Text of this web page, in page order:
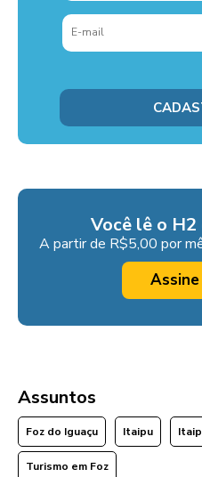
Você lê o
A partir de R$5,00 por
Assuntos
Foz do Iguaçu Itaipu
Turismo em Foz